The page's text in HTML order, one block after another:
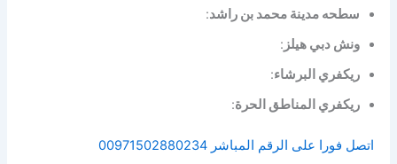
سطحه مدينة محمد بن راشد:
ونش دبي هيلز :
ريكفري البرشاء:
ريكفري المناطق الحرة:
اتصل فورا على الرقم المباشر 00971502880234